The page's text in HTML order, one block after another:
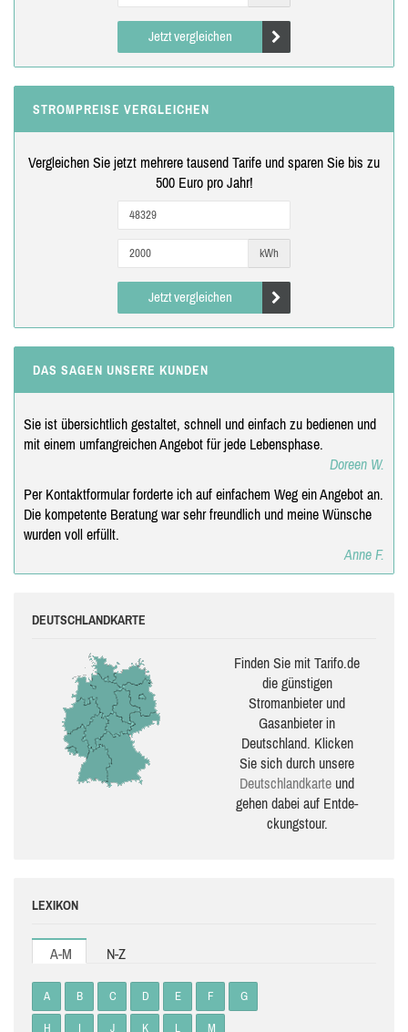
Jetzt vergleichen
STROMPREISE VERGLEICHEN
Vergleichen Sie jetzt mehrere tausend Tarife und sparen Sie bis zu
500 Euro pro Jahr!
kWh
Jetzt vergleichen
DAS SAGEN UNSERE KUNDEN
Sie ist übersichtlich gestaltet, schnell und einfach zu bedienen und
mit einem umfangreichen Angebot für jede Lebensphase.
Doreen W.
Per Kontaktformular forderte ich auf einfachem Weg ein Angebot an.
Die kompetente Beratung war sehr freundlich und meine Wünsche
wurden voll erfüllt.
Anne F.
DEUTSCHLANDKARTE
Finden Sie mit Tarifo.de
die güns­ti­gen
Stromanbieter und
Gasanbieter in
Deutschland. Klicken
Sie sich durch unsere
Deutsch­land­karte und
gehen dabei auf Ent­de­
ckungs­tour.
LEXIKON
A-M N-Z
A B C D E F G
H I J K L M